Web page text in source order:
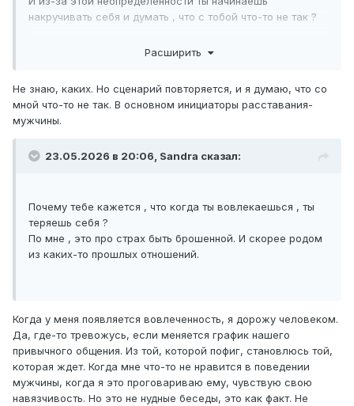
накручивать себя и думать , что с тобой что-то не так ?
Расширить
Не знаю, каких. Но сценарий повторяется, и я думаю, что со
мной что-то не так. В основном инициаторы расставания-
мужчины.
23.05.2026 в 20:06, Sandrа сказал:
Почему тебе кажется , что когда ты вовлекаешься , ты
теряешь себя ?
По мне , это про страх быть брошенной. И скорее родом
из каких-то прошлых отношений.
Когда у меня появляется вовлеченность, я дорожу человеком.
Да, где-то тревожусь, если меняется график нашего
привычного общения. Из той, которой пофиг, становлюсь той,
которая ждет. Когда мне что-то не нравится в поведении
мужчины, когда я это проговариваю ему, чувствую свою
навязчивость. Но это не нудные беседы, это как факт. Не